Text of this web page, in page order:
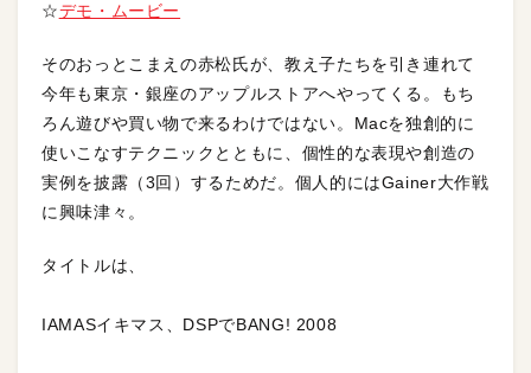
☆デモ・ムービー
そのおっとこまえの赤松氏が、教え子たちを引き連れて
今年も東京・銀座のアップルストアへやってくる。もち
ろん遊びや買い物で来るわけではない。Macを独創的に
使いこなすテクニックとともに、個性的な表現や創造の
実例を披露（3回）するためだ。個人的にはGainer大作戦
に興味津々。
タイトルは、
IAMASイキマス、DSPでBANG! 2008